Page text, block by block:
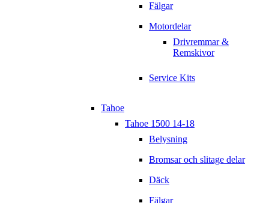
Fälgar
Motordelar
Drivremmar &
Remskivor
Service Kits
Tahoe
Tahoe 1500 14-18
Belysning
Bromsar och slitage delar
Däck
Fälgar